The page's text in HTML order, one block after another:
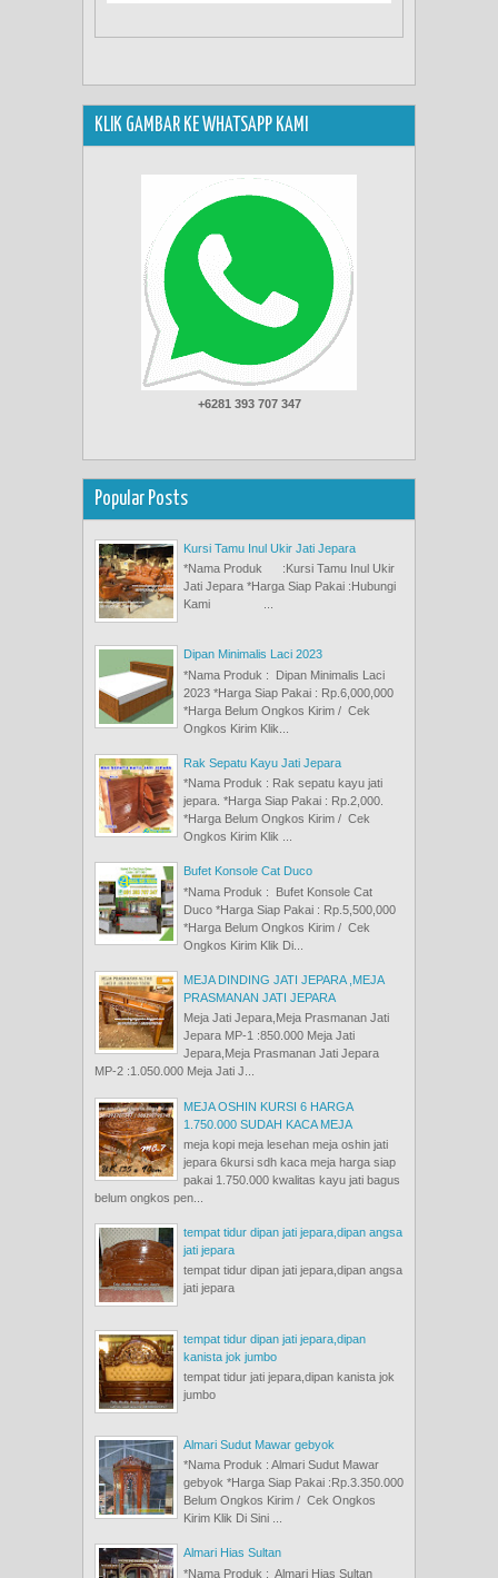
KLIK GAMBAR KE WHATSAPP KAMI
+6281 393 707 347
Popular Posts
Kursi Tamu Inul Ukir Jati Jepara
*Nama Produk :Kursi Tamu Inul Ukir
Jati Jepara *Harga Siap Pakai :Hubungi
Kami ...
Dipan Minimalis Laci 2023
*Nama Produk : Dipan Minimalis Laci
2023 *Harga Siap Pakai : Rp.6,000,000
*Harga Belum Ongkos Kirim / Cek
Ongkos Kirim Klik...
Rak Sepatu Kayu Jati Jepara
*Nama Produk : Rak sepatu kayu jati
jepara. *Harga Siap Pakai : Rp.2,000.
*Harga Belum Ongkos Kirim / Cek
Ongkos Kirim Klik ...
Bufet Konsole Cat Duco
*Nama Produk : Bufet Konsole Cat
Duco *Harga Siap Pakai : Rp.5,500,000
*Harga Belum Ongkos Kirim / Cek
Ongkos Kirim Klik Di...
MEJA DINDING JATI JEPARA ,MEJA
PRASMANAN JATI JEPARA
Meja Jati Jepara,Meja Prasmanan Jati
Jepara MP-1 :850.000 Meja Jati
Jepara,Meja Prasmanan Jati Jepara
MP-2 :1.050.000 Meja Jati J...
MEJA OSHIN KURSI 6 HARGA
1.750.000 SUDAH KACA MEJA
meja kopi meja lesehan meja oshin jati
jepara 6kursi sdh kaca meja harga siap
pakai 1.750.000 kwalitas kayu jati bagus
belum ongkos pen...
tempat tidur dipan jati jepara,dipan angsa
jati jepara
tempat tidur dipan jati jepara,dipan angsa
jati jepara
tempat tidur dipan jati jepara,dipan
kanista jok jumbo
tempat tidur jati jepara,dipan kanista jok
jumbo
Almari Sudut Mawar gebyok
*Nama Produk : Almari Sudut Mawar
gebyok *Harga Siap Pakai :Rp.3.350.000
Belum Ongkos Kirim / Cek Ongkos
Kirim Klik Di Sini ...
Almari Hias Sultan
*Nama Produk : Almari Hias Sultan